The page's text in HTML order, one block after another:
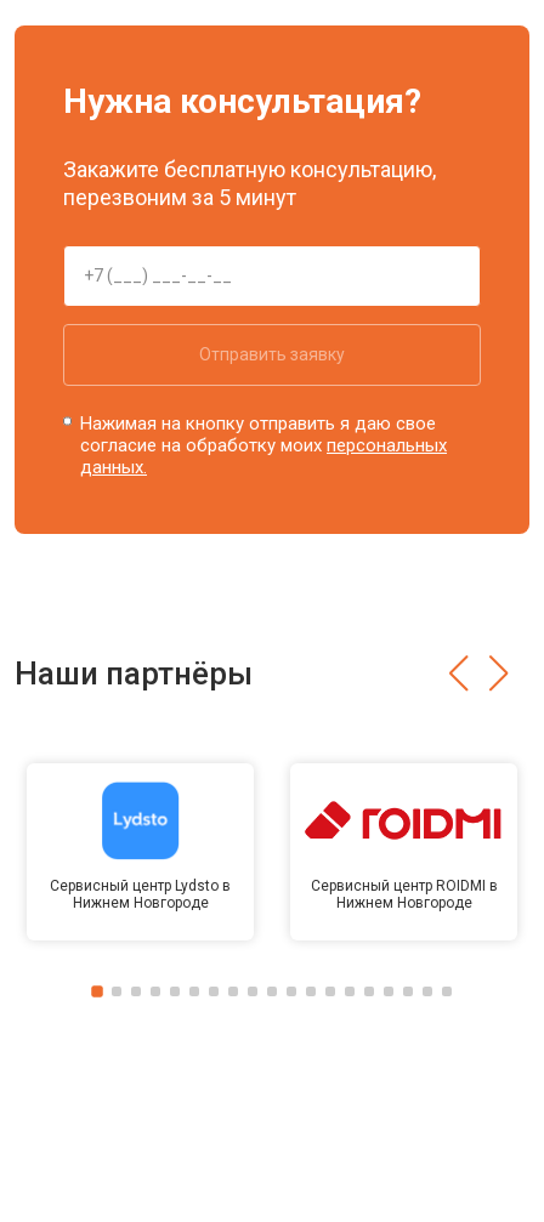
Нужна консультация?
Закажите бесплатную консультацию,
перезвоним за 5 минут
Отправить заявку
Нажимая на кнопку отправить я даю свое
согласие на обработку моихперсональных
данных.
Наши партнёры
Сервисный центр Lydsto в
Нижнем Новгороде
Сервисный центр ROIDMI в
Нижнем Новгороде